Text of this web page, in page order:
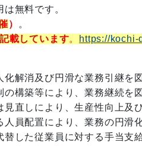
無料です。
）
。
載しています。 https://kochi-
解消及び円滑な業務引継を
構築等により、業務継続を
しにより、生産性向上及
配置により、業務の円滑
た従業員に対する手当支